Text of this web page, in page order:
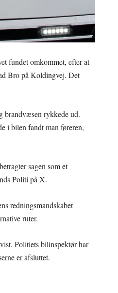
fundet omkommet, efter at
Bro på Koldingvej. Det
brandvæsen rykkede ud.
i bilen fandt man føreren,
sagen som et
Politi på X.
redningsmandskabet
ruter.
Politiets bilinspektør har
er afsluttet.